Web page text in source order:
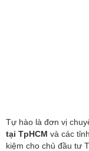
Tự hào là đơn vị
tại TpHCM và các
kiệm cho chủ đầu tư